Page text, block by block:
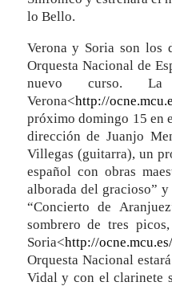
lo Bello.
Verona y Soria son los
Orquesta Nacional de
nuevo curso.
Verona<http://
próximo domingo 15 en
dirección de Juanjo
Villegas (guitarra), un
español con obras
alborada del gracioso”
“Concierto de
sombrero de tres
Soria<http://
Orquesta Nacional
Vidal y con el clarinete